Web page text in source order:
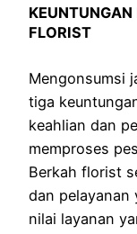
FLORIST
Mengonsumsi
tiga
keahlian dan
memproses
Berkah florist
dan pelayanan
nilai layanan